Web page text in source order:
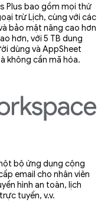
Plus bao gồm mọi thứ
trừ Lịch, cùng với các
bảo mật nâng cao hơn
hơn, với 5 TB dung
dùng và AppSheet
không cần mã hóa.
bộ ứng dụng cộng
email cho nhân viên
hình an toàn, lịch
tuyến, v.v.